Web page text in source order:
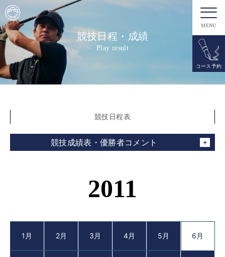
MENU
コース予約
競技日程・成績
Play result
競技日程表
競技成績表・優勝者コメント
2011
1月 2月 3月 4月 5月 6月